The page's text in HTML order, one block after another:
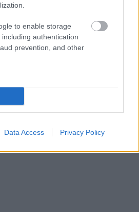
to enable storage
authentication
prevention, and other
Data Access Privacy Policy